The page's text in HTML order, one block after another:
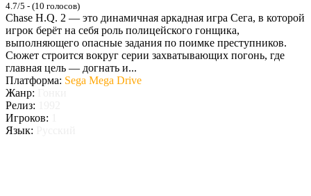
4.7/5 - (10 голосов)
Chase H.Q. 2 — это динамичная аркадная игра Сега, в которой
игрок берёт на себя роль полицейского гонщика,
выполняющего опасные задания по поимке преступников.
Сюжет строится вокруг серии захватывающих погонь, где
главная цель — догнать и...
Платформа: Sega Mega Drive
Жанр:
Релиз:
Игроков:
Язык: